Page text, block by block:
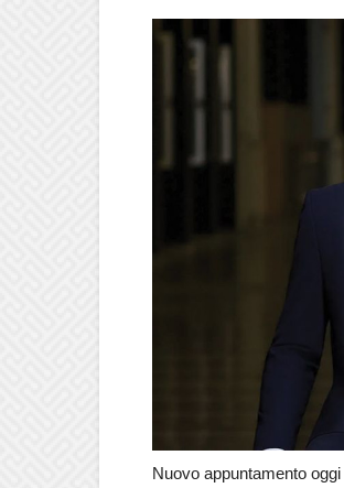
Nuovo appuntamento